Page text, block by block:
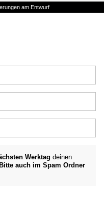
am Entwurf
Werktag deinen
Bitte auch im Spam Ordner